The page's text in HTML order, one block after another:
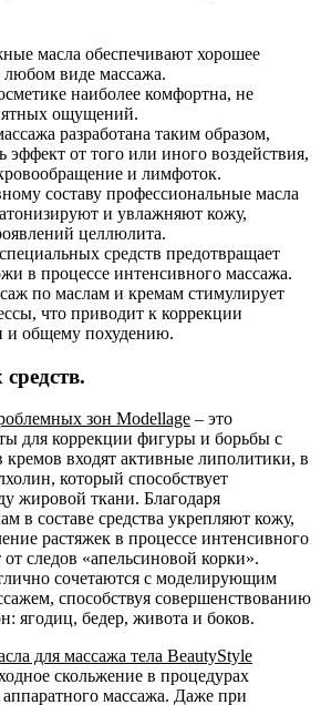
масла обеспечивают хорошее
виде массажа.
наиболее комфортна, не
ощущений.
разработана таким образом,
эффект от того или иного воздействия,
и лимфоток.
составу профессиональные масла
и увлажняют кожу,
целлюлита.
средств предотвращает
в процессе интенсивного массажа.
по маслам и кремам стимулирует
что приводит к коррекции
и общему похудению.
зон Modellage – это
для коррекции фигуры и борьбы с
входят активные липолитики, в
который способствует
жировой ткани. Благодаря
в составе средства укрепляют кожу,
растяжек в процессе интенсивного
следов «апельсиновой корки».
сочетаются с моделирующим
способствуя совершенствованию
ягодиц, бедер, живота и боков.
для массажа тела BeautyStyle
скольжение в процедурах
массажа. Даже при